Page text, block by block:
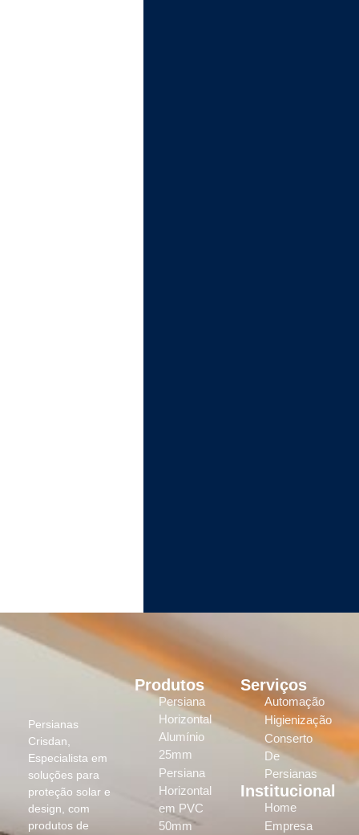
Persianas
Crisdan,
Especialista em
soluções para
proteção solar e
design, com
produtos de
Produtos
Persiana
Horizontal
Alumínio
25mm
Persiana
Horizontal
em PVC
50mm
Serviços
Automação
Higienização
Conserto
De
Persianas
Institucional
Home
Empresa